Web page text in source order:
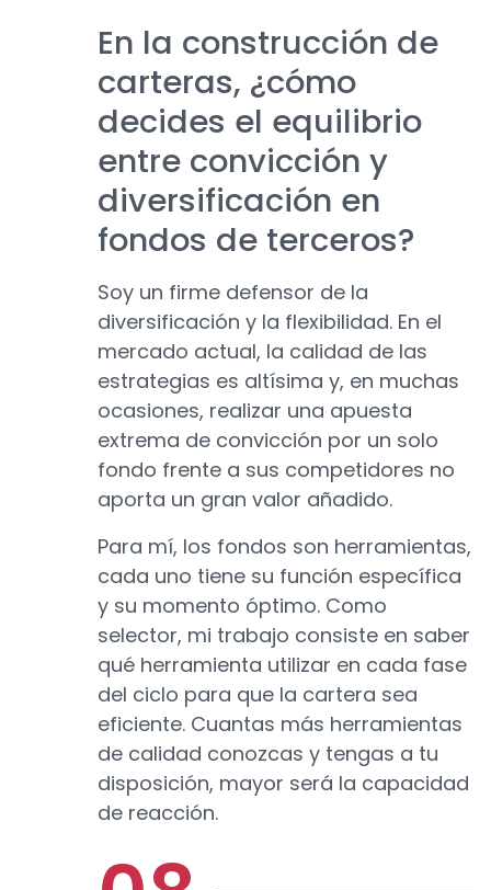
En la construcción de
carteras, ¿cómo
decides el equilibrio
entre convicción y
diversificación en
fondos de terceros?
Soy un firme defensor de la
diversificación y la flexibilidad. En el
mercado actual, la calidad de las
estrategias es altísima y, en muchas
ocasiones, realizar una apuesta
extrema de convicción por un solo
fondo frente a sus competidores no
aporta un gran valor añadido.
Para mí, los fondos son herramientas,
cada uno tiene su función específica
y su momento óptimo. Como
selector, mi trabajo consiste en saber
qué herramienta utilizar en cada fase
del ciclo para que la cartera sea
eficiente. Cuantas más herramientas
de calidad conozcas y tengas a tu
disposición, mayor será la capacidad
de reacción.